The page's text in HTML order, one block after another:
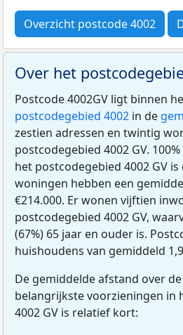
Overzicht postcode 4002
Over het
Postcode 4002GV ligt binnen
postcodegebied 4002 in de
zestien adressen en twintig
postcodegebied 4002 GV.
het postcodegebied 4002 GV
woningen hebben een
€214.000. Er wonen vijftien
postcodegebied 4002 GV,
(67%) 65 jaar en ouder is.
huishoudens van gemiddeld
De gemiddelde afstand over
belangrijkste voorzieningen in
4002 GV is relatief kort: